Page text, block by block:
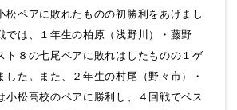
松ペアに敗れたものの初勝利をあげまし
では、１年生の柏原（浅野川）・藤野
ト８の七尾ペアに敗れはしたものの１ゲ
した。また、２年生の村尾（野々市）・
小松高校のペアに勝利し、４回戦でベス